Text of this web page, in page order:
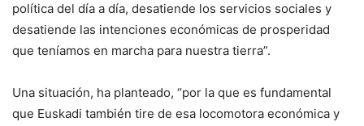
política del día a día, desatiende los servicios sociales y
desatiende las intenciones económicas de prosperidad
que teníamos en marcha para nuestra tierra”.
Una situación, ha planteado, “por la que es fundamental
que Euskadi también tire de esa locomotora económica y